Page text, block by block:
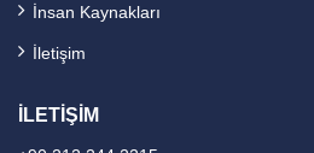
İnsan Kaynakları
İletişim
İLETİŞİM